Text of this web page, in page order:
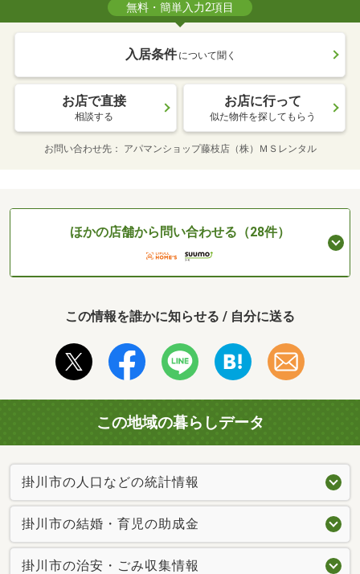
無料・簡単入力2項目
入居条件 について聞く
お店で直接
相談する
お店に行って
似た物件を探してもらう
お問い合わせ先 アパマンショップ藤枝店（株）ＭＳレンタル
ほかの店舗から問い合わせる（28件）
この情報を誰かに知らせる / 自分に送る
この地域の暮らしデータ
掛川市の人口などの統計情報
掛川市の結婚・育児の助成金
掛川市の治安・ごみ収集情報